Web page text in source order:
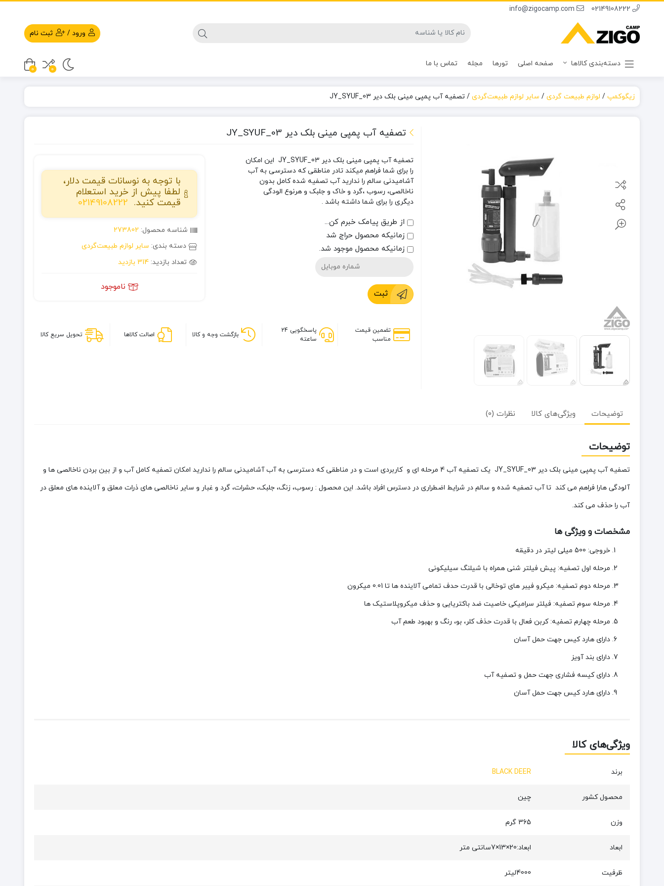
02149108222
info@zigocamp.com
ورود / ثبت نام
دسته‌بندی کالاها صفحه اصلی تورها مجله تماس با ما
0
0
زیگوکمپ/ لوازم طبیعت گردی/ سایر لوازم طبیعت‌گردی/ تصفیه آب پمپی مینی بلک دیر JY_SYUF_03
تصفیه آب پمپی مینی بلک دیر JY_SYUF_03
تصفیه آب پمپی مینی بلک دیر JY_SYUF_03 این امکان
را برای شما فراهم میکند تادر مناطقی که دسترسی به آب
آشامیدنی سالم را ندارید آب تصفیه شده کامل بدون
ناخالصی، رسوب ،گرد و خاک و جلبک و هرنوع الودگی
دیگری را برای شما داشته باشد .
از طریق پیامک خبرم کن...
زمانیکه محصول حراج شد
زمانیکه محصول موجود شد.
ثبت
با توجه به نوسانات قیمت دلار،
لطفا پیش از خرید استعلام
قیمت کنید. 02149108222
شناسه محصول: 273802
دسته بندی: سایر لوازم طبیعت‌گردی
تعداد بازدید: 314 بازدید
ناموجود
تضمین قیمت
مناسب
پاسخگویی 24
ساعته
بازگشت وجه و کالا اصالت کالاها تحویل سریع کالا
توضیحات ویژگی‌های کالا نظرات (0)
توضیحات
تصفیه آب پمپی مینی بلک دیر JY_SYUF_03 یک تصفیه آب 4 مرحله ای و
کاربردی است و در مناطقی که دسترسی به آب آشامیدنی سالم را ندارید امکان تصفیه کامل آب و از بین بردن ناخالصی ها و
آلودگی هارا فراهم می کند تا آب تصفیه شده و سالم در شرایط اضطراری در دسترس افراد باشد. این محصول : رسوب، زنگ، جلبک، حشرات، گرد و غبار و سایر ناخالصی های ذرات معلق و آلاینده های معلق در
آب را حذف می کند.
مشخصات و ویژگی ها
خروجی: 500 میلی لیتر در دقیقه
مرحله اول تصفیه: پیش فیلتر شنی همراه با شیلنگ سیلیکونی
مرحله دوم تصفیه: میکرو فیبر های توخالی با قدرت حدف تمامی آلاینده ها تا 0.01 میکرون
مرحله سوم تصفیه: فیلتر سرامیکی خاصیت ضد باکتریایی و حذف میکروپلاستیک ها
مرحله چهارم تصفیه: کربن فعال با قدرت حذف کلر، بو، رنگ و بهبود طعم آب
دارای هارد کیس جهت حمل آسان
دارای بند آویز
دارای کیسه فشاری جهت حمل و تصفیه آب
دارای هارد کیس جهت حمل آسان
ویژگی‌های کالا
برند BLACK DEER
محصول کشور چین
وزن 365 گرم
ابعاد ابعاد:20×13×7سانتی متر
ظرفیت 4000لیتر